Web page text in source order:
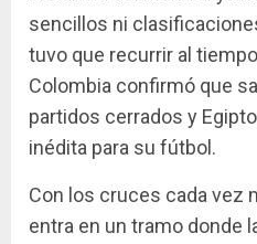
sencillos ni
tuvo que recurrir al
Colombia confirmó que
partidos cerrados y
inédita para su fútbol.
Con los cruces cada vez
entra en un tramo donde